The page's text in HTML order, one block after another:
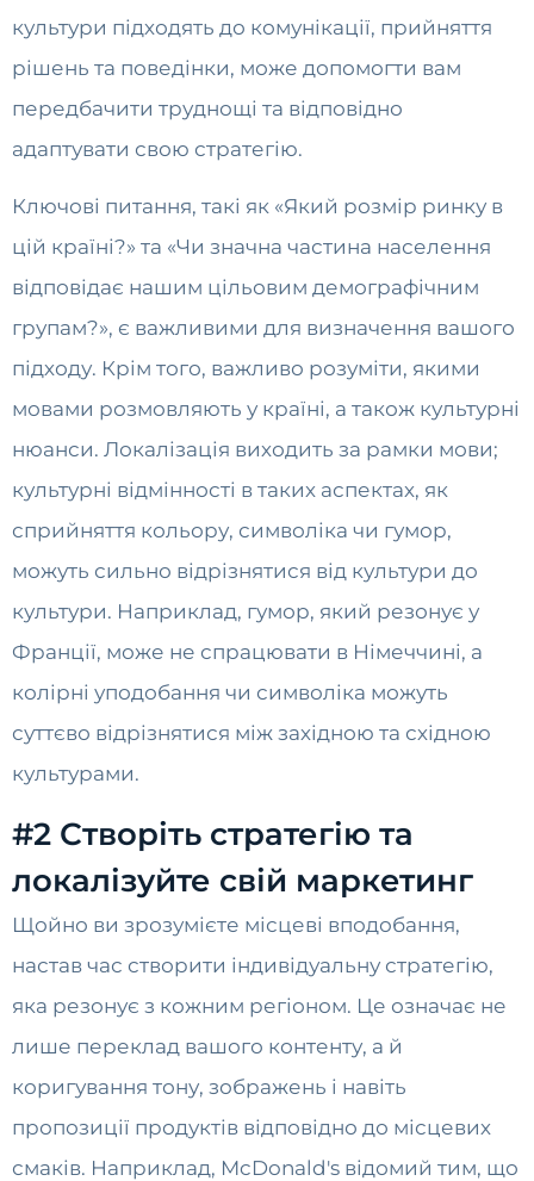
культури підходять до комунікації, прийняття
рішень та поведінки, може допомогти вам
передбачити труднощі та відповідно
адаптувати свою стратегію.
Ключові питання, такі як «Який розмір ринку в
цій країні?» та «Чи значна частина населення
відповідає нашим цільовим демографічним
групам?», є важливими для визначення вашого
підходу. Крім того, важливо розуміти, якими
мовами розмовляють у країні, а також культурні
нюанси. Локалізація виходить за рамки мови;
культурні відмінності в таких аспектах, як
сприйняття кольору, символіка чи гумор,
можуть сильно відрізнятися від культури до
культури. Наприклад, гумор, який резонує у
Франції, може не спрацювати в Німеччині, а
колірні уподобання чи символіка можуть
суттєво відрізнятися між західною та східною
культурами.
#2 Створіть стратегію та
локалізуйте свій маркетинг
Щойно ви зрозумієте місцеві вподобання,
настав час створити індивідуальну стратегію,
яка резонує з кожним регіоном. Це означає не
лише переклад вашого контенту, а й
коригування тону, зображень і навіть
пропозиції продуктів відповідно до місцевих
смаків. Наприклад, McDonald's відомий тим, що